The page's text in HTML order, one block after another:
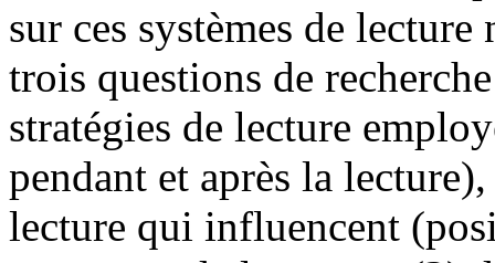
sur ces systèmes de
trois questions de
stratégies de lecture
pendant et après la
lecture qui influencent